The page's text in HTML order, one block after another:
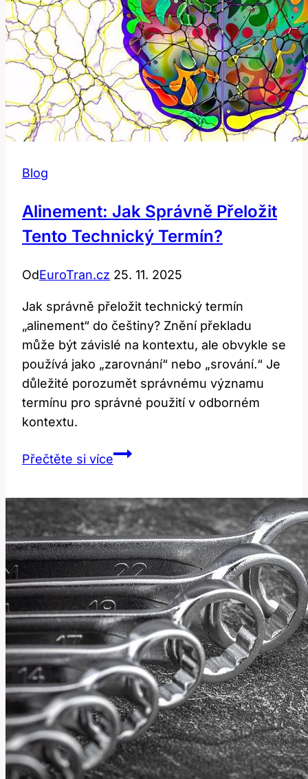
Blog
Alinement: Jak Správně Přeložit
Tento Technický Termín?
OdEuroTran.cz 25. 11. 2025
Jak správně přeložit technický termín
„alinement“ do češtiny? Znění překladu
může být závislé na kontextu, ale obvykle se
používá jako „zarovnání“ nebo „srování.“ Je
důležité porozumět správnému významu
termínu pro správné použití v odborném
kontextu.
Přečtěte si víceAlinement:
přeložit
tento
technický
termín?